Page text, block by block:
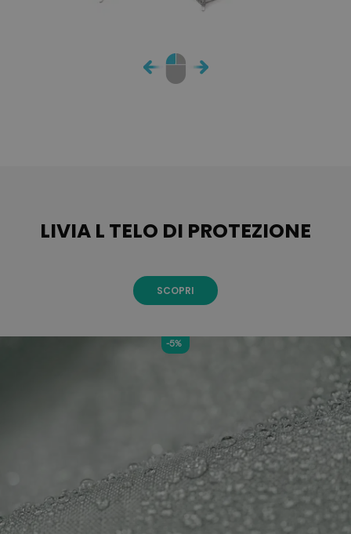
LIVIA L TELO DI PROTEZIONE
SCOPRI
-5%